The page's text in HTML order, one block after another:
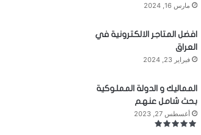
مارس 16, 2024
افضل المتاجر الالكترونية في
العراق
فبراير 23, 2024
المماليك و الدولة المملوكية
بحث شامل عنهم
أغسطس 27, 2023